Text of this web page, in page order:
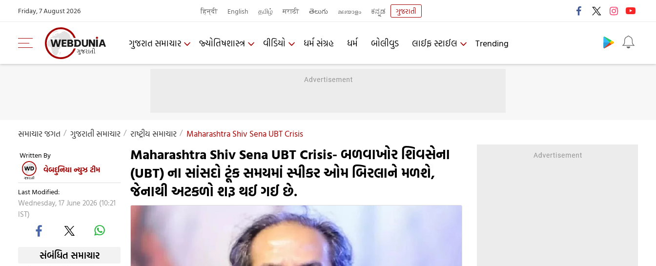
Friday, 7 August 2026 हिन्दी English தமிழ் मराठी తెలుగు മലയാളം ಕನ್ನಡ ગુજરાતી
ગુજરાત સમાચાર જ્યોતિષશાસ્ત્ર વીડિયો ધર્મ સંગ્રહ ધર્મ બોલીવુડ લાઈફ સ્ટાઈલ Trending
સમાચાર જગત ગુજરાતી સમાચાર રાષ્ટ્રીય સમાચાર Maharashtra Shiv Sena UBT Crisis
Written By
વેબદુનિયા ન્યુઝ ટીમ
Last Modified:
Wednesday, 17 June 2026 (10:21
IST)
સંબંધિત સમાચાર
Maharashtra Shiv Sena UBT Crisis- બળવાખોર શિવસેના
(UBT) ના સાંસદો ટૂંક સમયમાં સ્પીકર ઓમ બિરલાને મળશે,
જેનાથી અટકળો શરૂ થઈ ગઈ છે.